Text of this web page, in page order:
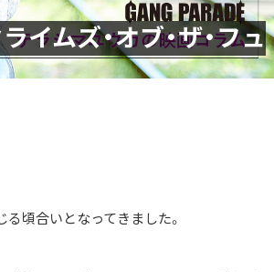
ムズ・オブ・ザ・フュ
頃合いとなってきました。